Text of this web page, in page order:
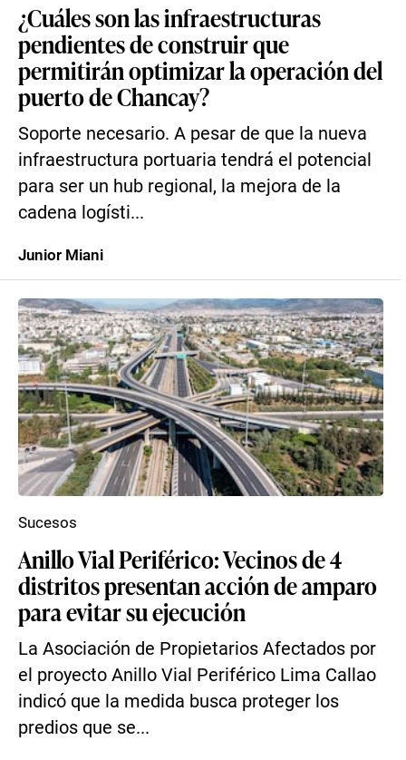
¿Cuáles son las infraestructuras
pendientes de construir que
permitirán optimizar la operación del
puerto de Chancay?
Soporte necesario. A pesar de que la nueva
infraestructura portuaria tendrá el potencial
para ser un hub regional, la mejora de la
cadena logísti...
Junior Miani
Anillo Vial Periférico: Vecinos de 4
distritos presentan acción de amparo
para evitar su ejecución
La Asociación de Propietarios Afectados por
el proyecto Anillo Vial Periférico Lima Callao
indicó que la medida busca proteger los
predios que se...
Sucesos